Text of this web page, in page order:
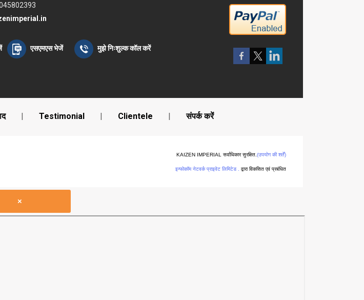
एसएमएस भेजें मुझे निःशुल्क कॉल करें
| Testimonial | Clientele | संपर्क करें
KAIZEN IMPERIAL सर्वाधिकार सुरक्षित. (उपयोग की शर्तें)
इन्फोकॉम नेटवर्क प्राइवेट लिमिटेड . द्वारा विकसित एवं प्रबंधित
×